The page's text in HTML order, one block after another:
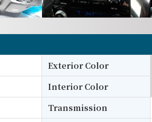
Exterior Color
Interior Color
Transmission